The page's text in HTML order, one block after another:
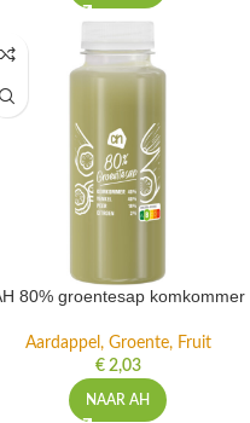
80% groentesap komkommer
Aardappel, Groente, Fruit
€2,03
NAAR AH